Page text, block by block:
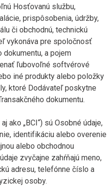
Hosťovanú službu,
prispôsobenia, údržby,
či obchodnú, technickú
vykonáva pre spoločnosť
dokumentu, a pojem
ľubovoľné softvérové
iné produkty alebo položky
ktoré Dodávateľ poskytne
dokumentu.
ako „BCI“) sú Osobné údaje,
identifikáciu alebo overenie
alebo obchodnou
zvyčajne zahŕňajú meno,
adresu, telefónne číslo a
osoby.